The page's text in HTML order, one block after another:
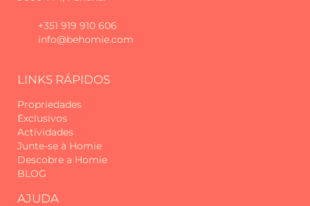
Os hóspedes são responsáveis pela
boa utilização do alojamento e dos
respetivos equipamentos. Danos,
perdas ou utilização indevida
estadia poderão estar sujeitos à
destinada a cobrir custos de
reparação, substituição ou limpeza
extraordinária.
Desde 2017, temos recebido viajantes
Ilha da Madeira, com o compromisso
+351 919 910 606
info@behomie.com
LINKS RÁPIDOS
Propriedades
Exclusivos
Actividades
Junte-se à Homie
Descobre a Homie
BLOG
AJUDA